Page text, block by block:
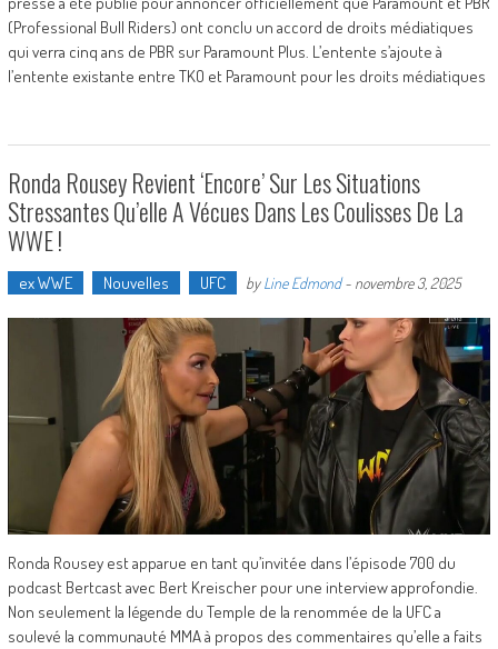
(Professional Bull Riders) ont conclu un accord de droits médiatiques
qui verra cinq ans de PBR sur Paramount Plus. L’entente s’ajoute à
l’entente existante entre TKO et Paramount pour les droits médiatiques
Ronda Rousey Revient ‘Encore’ Sur Les Situations
Stressantes Qu’elle A Vécues Dans Les Coulisses De La
WWE !
ex WWE Nouvelles UFC byLine Edmond- novembre 3, 2025
Ronda Rousey est apparue en tant qu’invitée dans l’épisode 700 du
podcast Bertcast avec Bert Kreischer pour une interview approfondie.
Non seulement la légende du Temple de la renommée de la UFC a
soulevé la communauté MMA à propos des commentaires qu’elle a faits